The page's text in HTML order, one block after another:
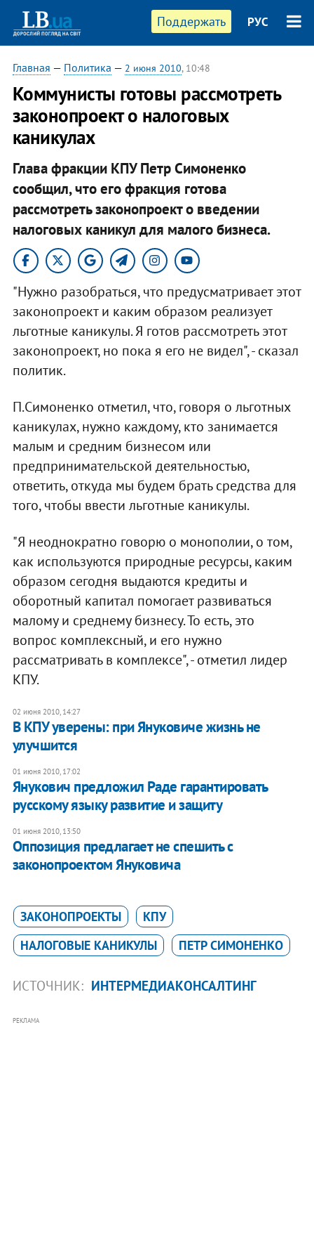
Поддержать РУС
Главная — Политика — 2 июня 2010, 10:48
Коммунисты готовы рассмотреть
законопроект о налоговых
каникулах
Глава фракции КПУ Петр Симоненко
сообщил, что его фракция готова
рассмотреть законопроект о введении
налоговых каникул для малого бизнеса.
"Нужно разобраться, что предусматривает этот
законопроект и каким образом реализует
льготные каникулы. Я готов рассмотреть этот
законопроект, но пока я его не видел", - сказал
политик.
П.Симоненко отметил, что, говоря о льготных
каникулах, нужно каждому, кто занимается
малым и средним бизнесом или
предпринимательской деятельностью,
ответить, откуда мы будем брать средства для
того, чтобы ввести льготные каникулы.
"Я неоднократно говорю о монополии, о том,
как используются природные ресурсы, каким
образом сегодня выдаются кредиты и
оборотный капитал помогает развиваться
малому и среднему бизнесу. То есть, это
вопрос комплексный, и его нужно
рассматривать в комплексе", - отметил лидер
КПУ.
02 июня 2010, 14:27
В КПУ уверены: при Януковиче жизнь не
улучшится
01 июня 2010, 17:02
Янукович предложил Раде гарантировать
русскому языку развитие и защиту
01 июня 2010, 13:50
Оппозиция предлагает не спешить с
законопроектом Януковича
ЗАКОНОПРОЕКТЫ
КПУ
НАЛОГОВЫЕ КАНИКУЛЫ
ПЕТР СИМОНЕНКО
ИСТОЧНИК: ИНТЕРМЕДИАКОНСАЛТИНГ
РЕКЛАМА